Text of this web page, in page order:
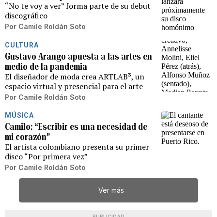
“No te voy a ver” forma parte de su debut
discográfico
Por Camile Roldán Soto
CULTURA
Gustavo Arango apuesta a las artes en
medio de la pandemia
El diseñador de moda crea ARTLAB³, un
espacio virtual y presencial para el arte
Por Camile Roldán Soto
MÚSICA
Camilo: “Escribir es una necesidad de
mi corazón”
El artista colombiano presenta su primer
disco “Por primera vez”
Por Camile Roldán Soto
Ver más